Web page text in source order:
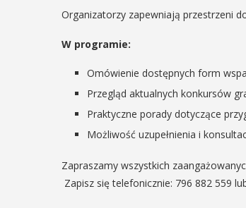
Organizatorzy zapewniają przestrzeni
W programie:
Omówienie dostępnych form
Przegląd aktualnych konkursów
Praktyczne porady dotyczące
Możliwość uzupełnienia i
Zapraszamy wszystkich
Zapisz się telefonicznie: 796 882 559